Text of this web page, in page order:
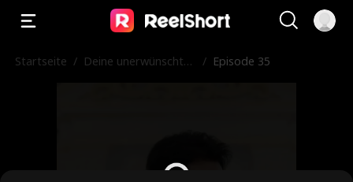
Startseite / Deine unerwünschte
/ Episode 35